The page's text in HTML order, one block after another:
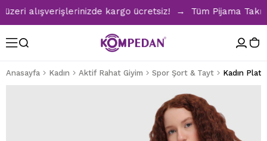
alışverişlerinizde kargo ücretsiz! → Tüm Pijama
Anasayfa Kadın Aktif Rahat Giyim Spor Şort & Tayt Kadın